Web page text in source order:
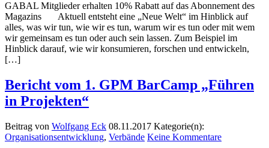
GABAL Mitglieder erhalten 10% Rabatt auf das Abonnement des
Magazins Aktuell entsteht eine „Neue Welt“ im Hinblick auf
alles, was wir tun, wie wir es tun, warum wir es tun oder mit wem
wir gemeinsam es tun oder auch sein lassen. Zum Beispiel im
Hinblick darauf, wie wir konsumieren, forschen und entwickeln,
[…]
Bericht vom 1. GPM BarCamp „Führen
in Projekten“
Beitrag von Wolfgang Eck 08.11.2017 Kategorie(n):
Organisationsentwicklung, Verbände Keine Kommentare